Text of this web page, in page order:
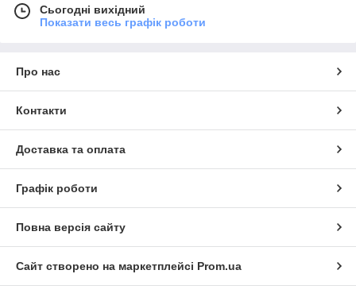
Сьогодні вихідний
Показати весь графік роботи
Про нас
Контакти
Доставка та оплата
Графік роботи
Повна версія сайту
Сайт створено на маркетплейсі Prom.ua